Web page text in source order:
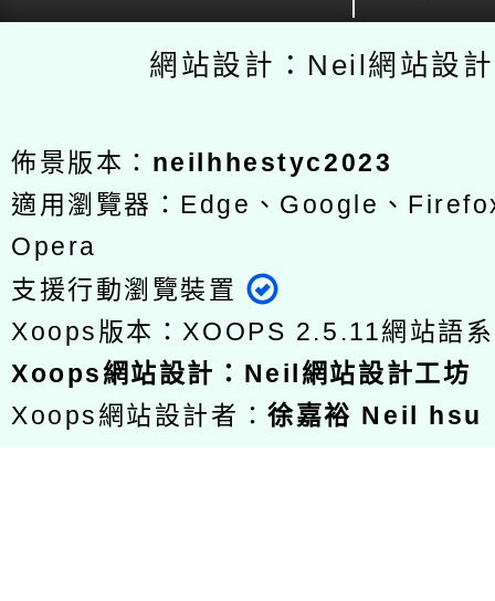
網站設計：Neil網站設
佈景版本： neilhhestyc2023
適用瀏覽器：Edge、Google、
Opera
支援行動瀏覽裝置
Xoops版本： XOOPS 2.5.11網站語
Xoops網站設計 ： Neil網站設計工坊
Xoops網站設計者：徐嘉裕 Neil hsu